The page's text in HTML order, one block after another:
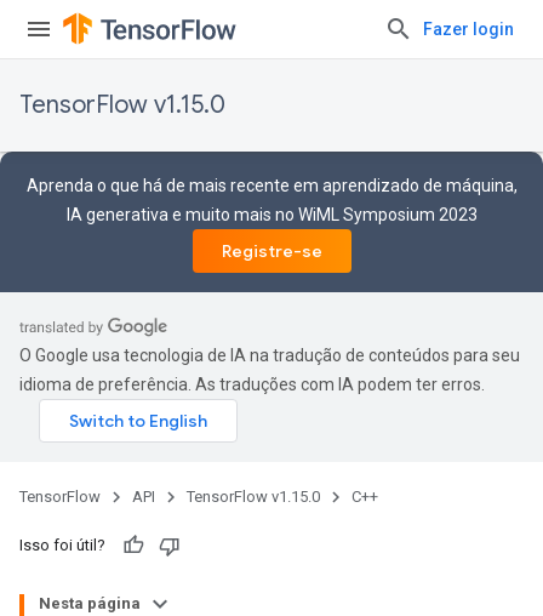
Fazer login
TensorFlow v1.15.0
Aprenda o que há de mais recente em aprendizado de máquina,
IA generativa e muito mais no WiML Symposium 2023
Registre-se
O Google usa tecnologia de IA na tradução de conteúdos para seu
idioma de preferência. As traduções com IA podem ter erros.
TensorFlow API TensorFlow v1.15.0 C++
Isso foi útil?
Nesta página